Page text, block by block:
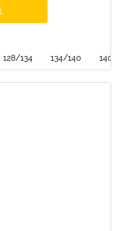
128/134 134/140 140/